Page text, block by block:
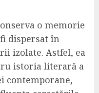
o memorie
dispersat în
izolate. Astfel, ea
istoria literară a
contemporane,